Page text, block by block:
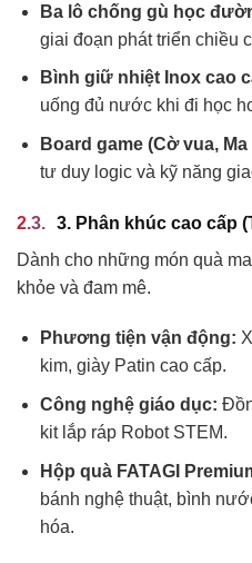
Ba lô chống gù học
giai đoạn phát triển chiều
Bình giữ nhiệt Inox cao
uống đủ nước khi đi học
Board game (Cờ vua,
tư duy logic và kỹ năng
3. Phân khúc cao cấp
Dành cho những món quà
khỏe và đam mê.
Phương tiện vận động:
kim, giày Patin cao cấp.
Công nghệ giáo dục:
kit lắp ráp Robot STEM.
Hộp quà FATAGI
bánh nghệ thuật, bình
hóa.